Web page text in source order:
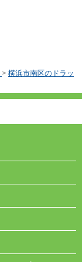
> 横浜市南区のドラッ